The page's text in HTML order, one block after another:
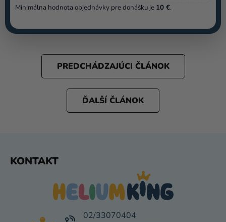
Minimálna hodnota objednávky pre donášku je 10 €.
PREDCHÁDZAJÚCI ČLÁNOK
ĎALŠÍ ČLÁNOK
KONTAKT
02/33070404